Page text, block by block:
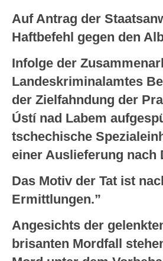
Auf Antrag der
Haftbefehl gegen den
Infolge der
Landeskriminalamtes
der Zielfahndung der
Ústí nad Labem
tschechische
einer Auslieferung nach
Das Motiv der Tat ist
Ermittlungen.”
Angesichts der
brisanten Mordfall